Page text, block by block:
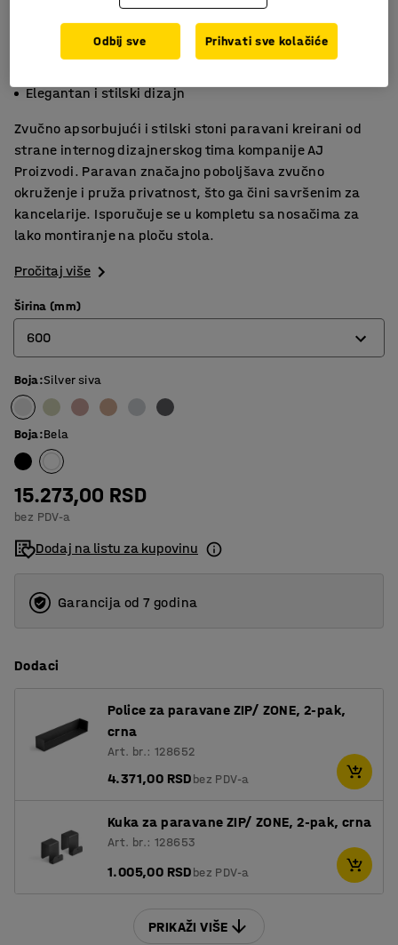
Efektivna apsorpcija buke
Elegantan i stilski dizajn
Zvučno apsorbujući i stilski stoni paravani kreirani od
strane internog dizajnerskog tima kompanije AJ
Proizvodi. Paravan značajno poboljšava zvučno
okruženje i pruža privatnost, što ga čini savršenim za
kancelarije. Isporučuje se u kompletu sa nosačima za
lako montiranje na ploču stola.
Pročitaj više
Širina (mm)
600
600
800
1000
1200
1400
1600
1800
Boja:Silver siva
Boja:Bela
15.273,00 RSD
bez PDV-a
Dodaj na listu za kupovinu
Garancija od 7 godina
Dodaci
Police za paravane ZIP/ ZONE, 2-pak,
crna
Art. br.: 128652
4.371,00 RSDbez PDV-a
Kuka za paravane ZIP/ ZONE, 2-pak, crna
Art. br.: 128653
1.005,00 RSDbez PDV-a
PRIKAŽI VIŠE
Odbij sve Prihvati sve kolačiće